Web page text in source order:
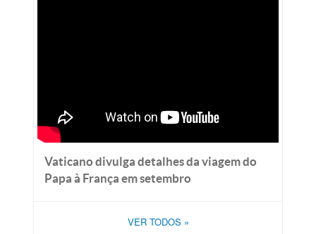
Vaticano divulga detalhes da viagem do
Papa à França em setembro
VER TODOS »